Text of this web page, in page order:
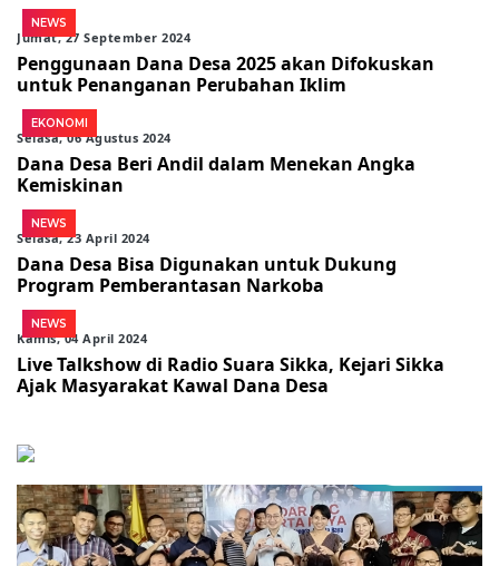
NEWS
Jumat, 27 September 2024
Penggunaan Dana Desa 2025 akan Difokuskan
untuk Penanganan Perubahan Iklim
EKONOMI
Selasa, 06 Agustus 2024
Dana Desa Beri Andil dalam Menekan Angka
Kemiskinan
NEWS
Selasa, 23 April 2024
Dana Desa Bisa Digunakan untuk Dukung
Program Pemberantasan Narkoba
NEWS
Kamis, 04 April 2024
Live Talkshow di Radio Suara Sikka, Kejari Sikka
Ajak Masyarakat Kawal Dana Desa